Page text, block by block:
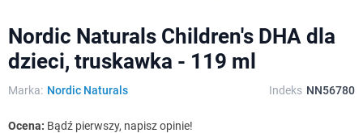
Nordic Naturals Children's DHA dla
dzieci, truskawka - 119 ml
Marka: Nordic Naturals Indeks NN56780
Ocena: Bądź pierwszy, napisz opinie!